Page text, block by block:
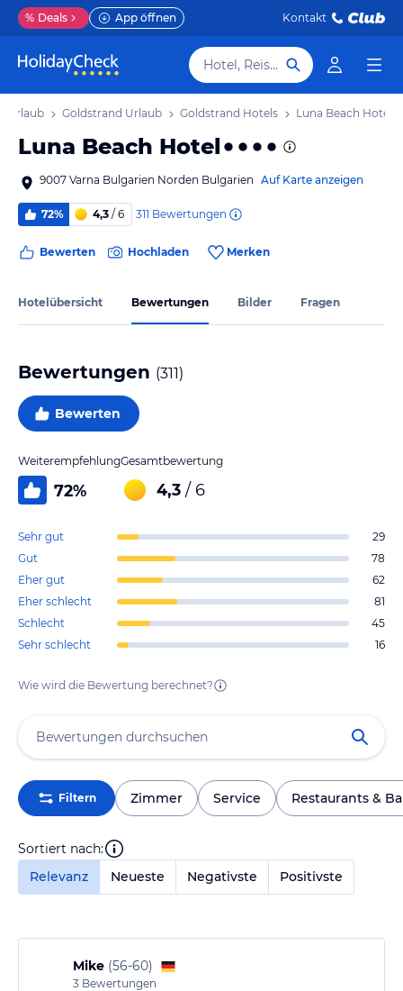
% Deals App öffnen Kontakt
Hotel, Reiseziel
Urlaub Goldstrand Urlaub Goldstrand Hotels Luna Beach Hotel
Luna Beach Hotel
9007 Varna Bulgarien Norden Bulgarien Auf Karte anzeigen
72% 4,3 / 6 311 Bewertungen
Bewerten Hochladen Merken
Hotelübersicht Bewertungen Bilder Fragen
Bewertungen (311)
Bewerten
Weiterempfehlung
72%
Gesamtbewertung
4,3 / 6
Sehr gut
29
Gut
78
Eher gut
62
Eher schlecht
81
Schlecht
45
Sehr schlecht
16
Wie wird die Bewertung berechnet?
Filtern Zimmer Service Restaurants &
Sortiert nach:
Relevanz
Neueste Negativste Positivste
Mike (56-60)
3 Bewertungen